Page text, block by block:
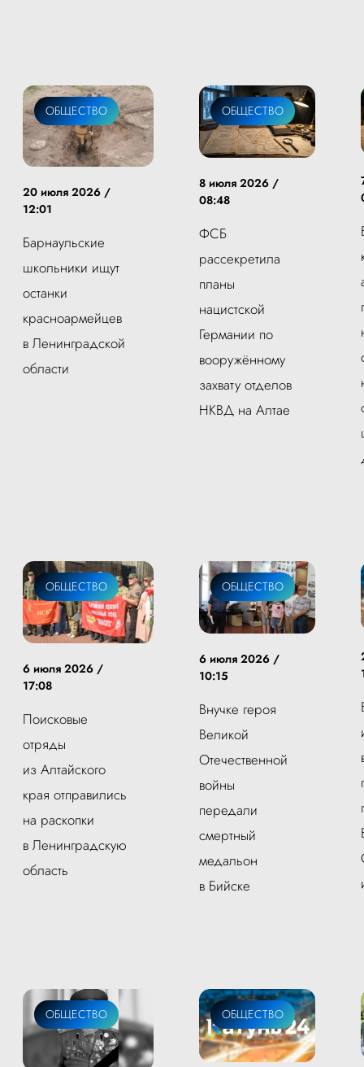
ОБЩЕСТВО
20 июля 2026 /
12:01
Барнаульские
школьники ищут
останки
красноармейцев
в Ленинградской
области
ОБЩЕСТВО
8 июля 2026 /
08:48
ФСБ
рассекретила
планы
нацистской
Германии по
вооружённому
захвату отделов
НКВД на Алтае
ОБЩЕСТВО
6 июля 2026 /
17:08
Поисковые
отряды
из Алтайского
края отправились
на раскопки
в Ленинградскую
область
ОБЩЕСТВО
6 июля 2026 /
10:15
Внучке героя
Великой
Отечественной
войны
передали
смертный
медальон
в Бийске
ОБЩЕСТВО ОБЩЕСТВО